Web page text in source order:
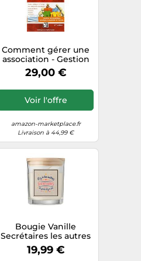
Comment gérer une
association - Gestion
administrative,
juridique, comptable
pratique à l'usage des
dirigeants bénévoles
présidents, trésoriers,
secrétaires...
29,00 €
Voir l'offre
amazon-marketplace.fr
Livraison à 44,99 €
Bougie Vanille
Secrétaires les autres
et toi Cadeau Saint
Valentin Femme
19,99 €